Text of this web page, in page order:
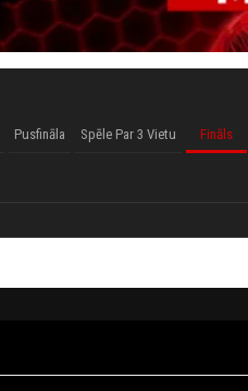
Pusfināla Spēle Par 3 Vietu Fināls